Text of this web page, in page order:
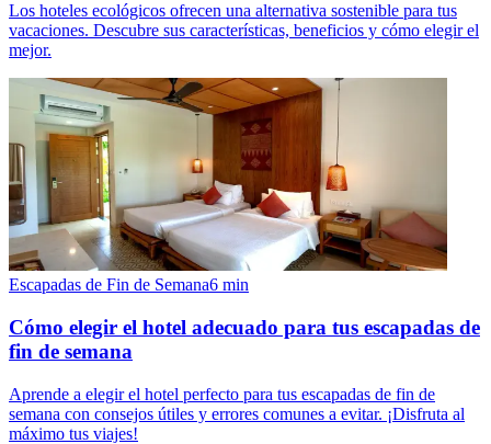
Los hoteles ecológicos ofrecen una alternativa sostenible para tus
vacaciones. Descubre sus características, beneficios y cómo elegir el
mejor.
Escapadas de Fin de Semana6 min
Cómo elegir el hotel adecuado para tus escapadas de
fin de semana
Aprende a elegir el hotel perfecto para tus escapadas de fin de
semana con consejos útiles y errores comunes a evitar. ¡Disfruta al
máximo tus viajes!